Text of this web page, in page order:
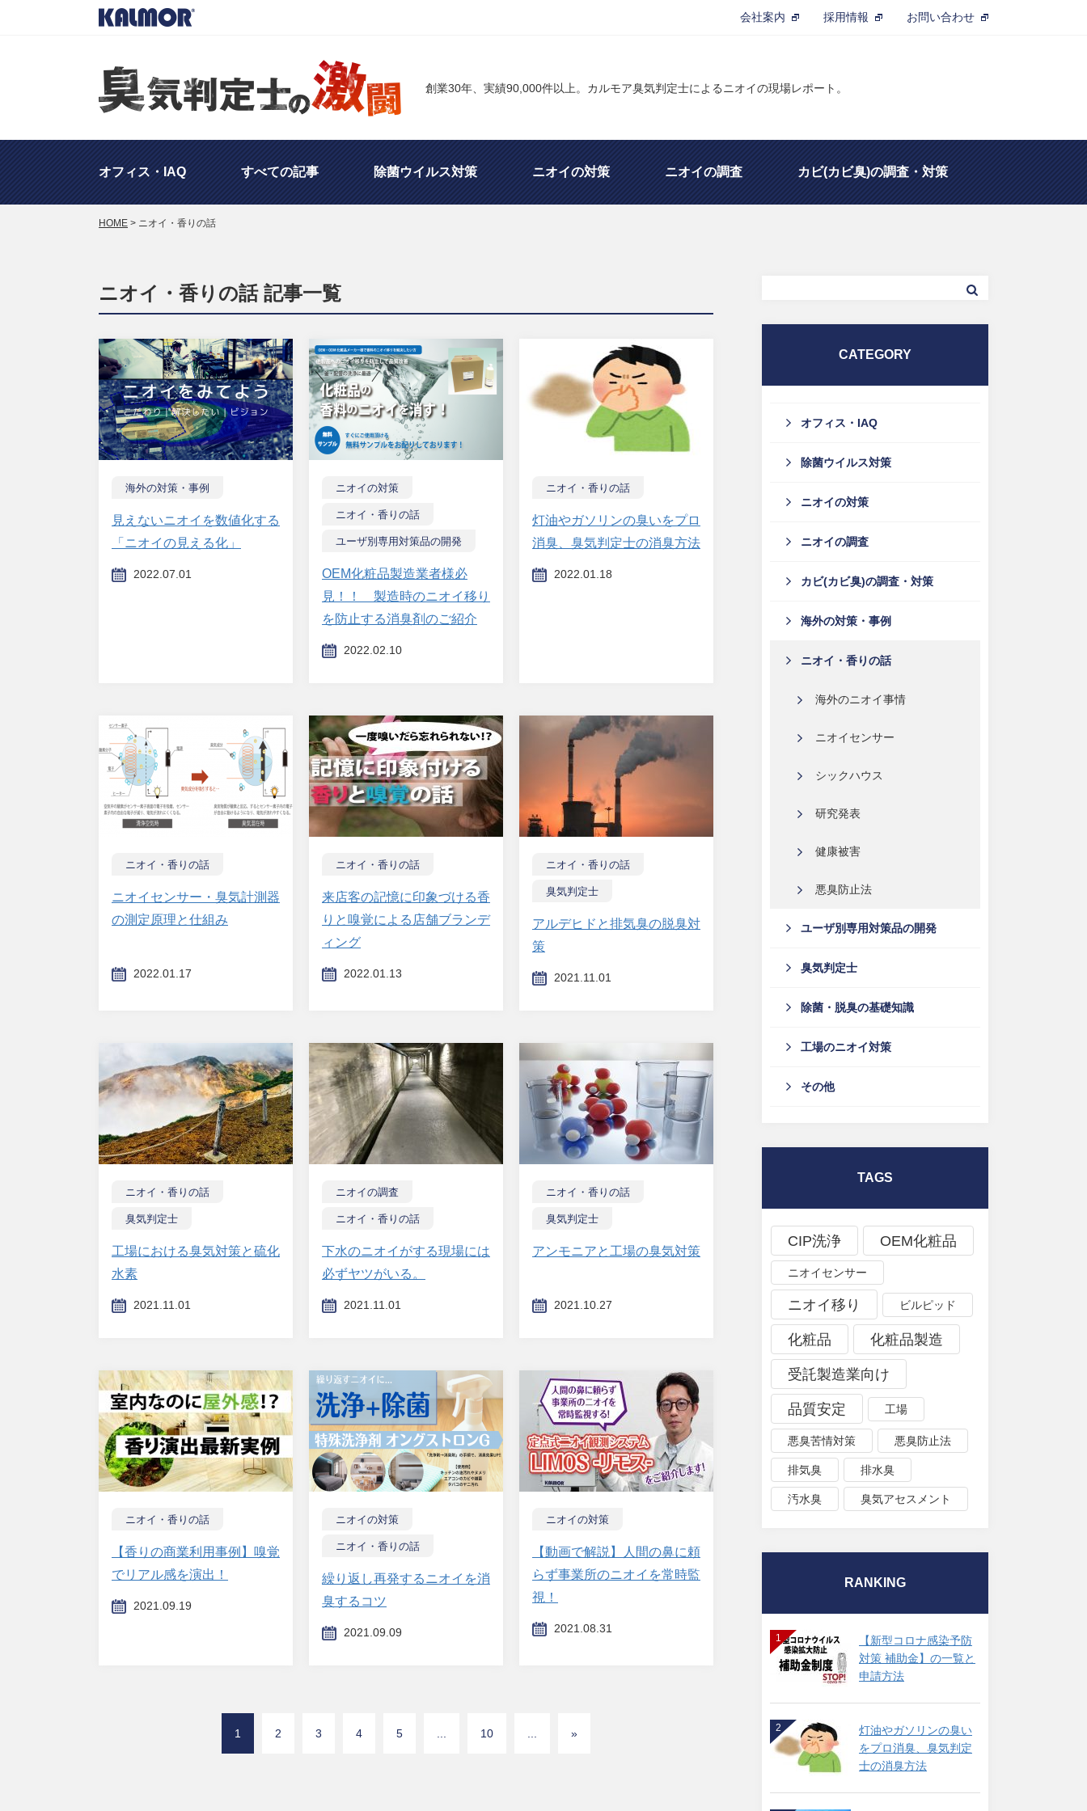
会社案内 採用情報 お問い合わせ
創業30年、実績90,000件以上。カルモア臭気判定士によるニオイの現場レポート。
オフィス・IAQ すべての記事 除菌ウイルス対策 ニオイの対策 ニオイの調査 カビ(カビ臭)の調査・対策
工場のニオイ対策 その他
HOME > ニオイ・香りの話
ニオイ・香りの話 記事一覧
海外の対策・事例
見えないニオイを数値化する
「ニオイの見える化」
2022.07.01
ニオイの対策
ニオイ・香りの話
ユーザ別専用対策品の開発
OEM化粧品製造業者様必
見！！ 製造時のニオイ移り
を防止する消臭剤のご紹介
2022.02.10
ニオイ・香りの話
灯油やガソリンの臭いをプロ
消臭、臭気判定士の消臭方法
2022.01.18
ニオイ・香りの話
ニオイセンサー・臭気計測器
の測定原理と仕組み
2022.01.17
ニオイ・香りの話
来店客の記憶に印象づける香
りと嗅覚による店舗ブランデ
ィング
2022.01.13
ニオイ・香りの話
臭気判定士
アルデヒドと排気臭の脱臭対
策
2021.11.01
ニオイ・香りの話
臭気判定士
工場における臭気対策と硫化
水素
2021.11.01
ニオイの調査
ニオイ・香りの話
下水のニオイがする現場には
必ずヤツがいる。
2021.11.01
ニオイ・香りの話
臭気判定士
アンモニアと工場の臭気対策
2021.10.27
ニオイ・香りの話
【香りの商業利用事例】嗅覚
でリアル感を演出！
2021.09.19
ニオイの対策
ニオイ・香りの話
繰り返し再発するニオイを消
臭するコツ
2021.09.09
ニオイの対策
【動画で解説】人間の鼻に頼
らず事業所のニオイを常時監
視！
2021.08.31
1 2 3 4 5 10 »
CATEGORY
オフィス・IAQ
除菌ウイルス対策
ニオイの対策
ニオイの調査
カビ(カビ臭)の調査・対策
海外の対策・事例
ニオイ・香りの話
海外のニオイ事情
ニオイセンサー
シックハウス
研究発表
健康被害
悪臭防止法
ユーザ別専用対策品の開発
臭気判定士
除菌・脱臭の基礎知識
工場のニオイ対策
その他
TAGS
CIP洗浄 OEM化粧品
ニオイセンサー
ニオイ移り ビルピッド
化粧品 化粧品製造
受託製造業向け
品質安定 工場
悪臭苦情対策 悪臭防止法
排気臭 排水臭
汚水臭 臭気アセスメント
RANKING
1
【新型コロナ感染予防
対策 補助金】の一覧と
申請方法
2
灯油やガソリンの臭い
をプロ消臭、臭気判定
士の消臭方法